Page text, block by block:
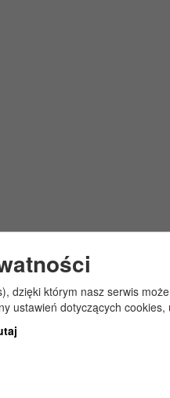
dzięki którym nasz serwis
ustawień dotyczących